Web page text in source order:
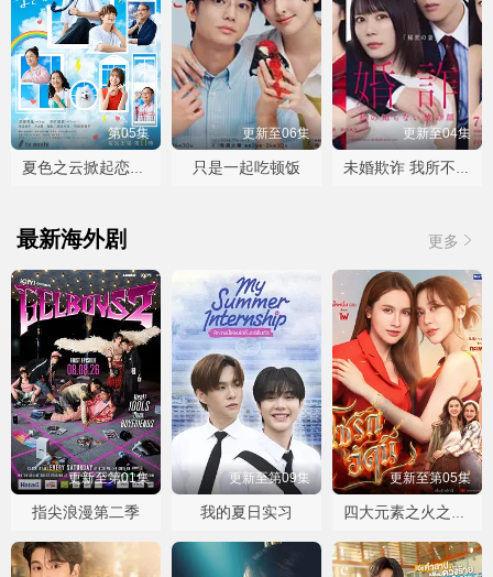
第05集 更新至06集
只是一起吃顿饭
更新至04集
更多
最新海外剧
更新至第01集
指尖浪漫第二季
更新至第09集
我的夏日实习
更新至第05集